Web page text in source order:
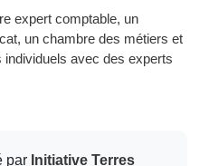
expert comptable, un
un chambre des métiers et
avec des experts
parInitiative Terres